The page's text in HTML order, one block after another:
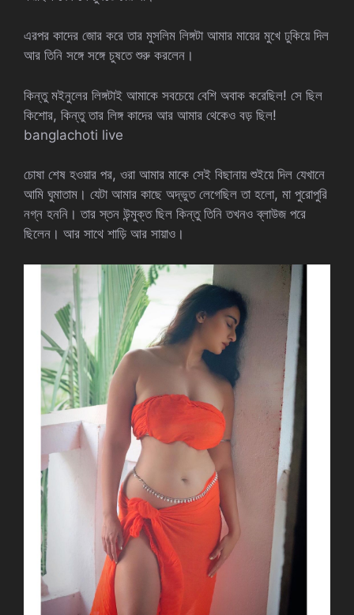
এরপর কাদের জোর করে তার মুসলিম লিঙ্গটা আমার মায়ের মুখে ঢুকিয়ে দিল
আর তিনি সঙ্গে সঙ্গে চুষতে শুরু করলেন।
কিন্তু মইনুলের লিঙ্গটাই আমাকে সবচেয়ে বেশি অবাক করেছিল! সে ছিল
কিশোর, কিন্তু তার লিঙ্গ কাদের আর আমার থেকেও বড় ছিল!
banglachoti live
চোষা শেষ হওয়ার পর, ওরা আমার মাকে সেই বিছানায় শুইয়ে দিল যেখানে
আমি ঘুমাতাম। যেটা আমার কাছে অদ্ভুত লেগেছিল তা হলো, মা পুরোপুরি
নগ্ন হননি। তার স্তন উন্মুক্ত ছিল কিন্তু তিনি তখনও ব্লাউজ পরে
ছিলেন। আর সাথে শাড়ি আর সায়াও।